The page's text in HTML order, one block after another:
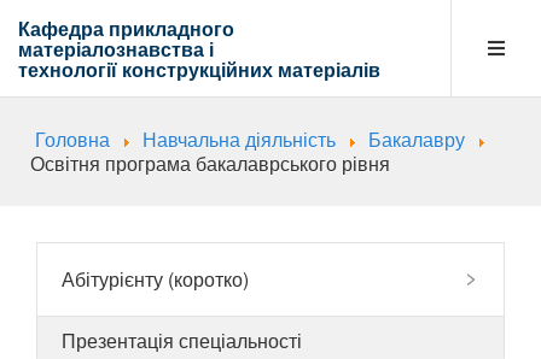
Кафедра прикладного
матеріалознавства і
технології конструкційних матеріалів
Кафедра
Абітурієнту
Навчальна діяльність
Головна Навчальна діяльність
Бакалавру
Освітня програма бакалаврського рівня
Абітурієнту (коротко)
Презентація спеціальності